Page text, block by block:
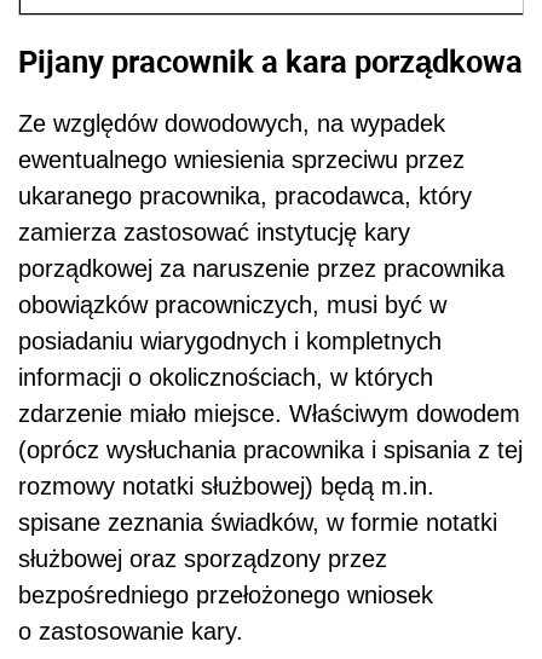
Pijany pracownik a kara porządkowa
Ze względów dowodowych, na wypadek
ewentualnego wniesienia sprzeciwu przez
ukaranego pracownika, pracodawca, który
zamierza zastosować instytucję kary
porządkowej za naruszenie przez pracownika
obowiązków pracowniczych, musi być w
posiadaniu wiarygodnych i kompletnych
informacji o okolicznościach, w których
zdarzenie miało miejsce. Właściwym dowodem
(oprócz wysłuchania pracownika i spisania z tej
rozmowy notatki służbowej) będą m.in.
spisane zeznania świadków, w formie notatki
służbowej oraz sporządzony przez
bezpośredniego przełożonego wniosek
o zastosowanie kary.